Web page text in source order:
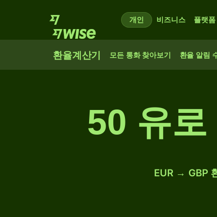
개인 비즈니스 플랫폼
환율계산기 모든 통화 찾아보기 환율 알림
50 유
EUR → GBP